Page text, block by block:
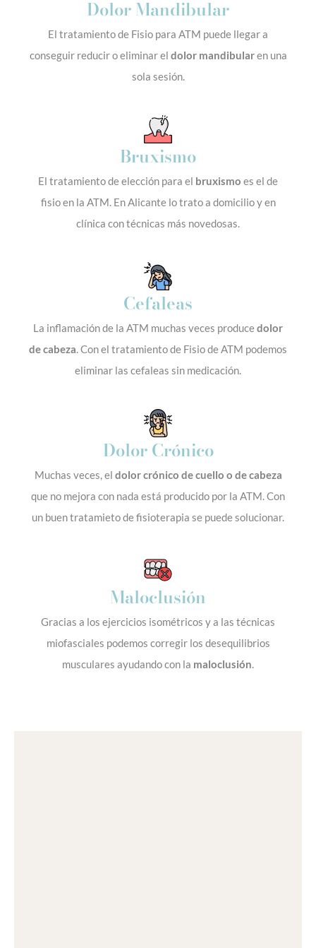
Dolor Mandibular
El tratamiento de Fisio para ATM puede llegar a
conseguir reducir o eliminar el dolor mandibularen una
sola sesión.
Bruxismo
El tratamiento de elección para el bruxismo es el de
fisio en la ATM. En Alicante lo trato a domicilio y en
clínica con técnicas más novedosas.
Cefaleas
La inflamación de la ATM muchas veces producedolor
de cabeza . Con el tratamiento de Fisio de ATM podemos
eliminar las cefaleas sin medicación.
Dolor Crónico
Muchas veces, el dolor crónico de cuello o de cabeza
que no mejora con nada está producido por la ATM. Con
un buen tratamieto de fisioterapia se puede solucionar.
Maloclusión
Gracias a los ejercicios isométricos y a las técnicas
miofasciales podemos corregir los desequilibrios
musculares ayudando con la maloclusión